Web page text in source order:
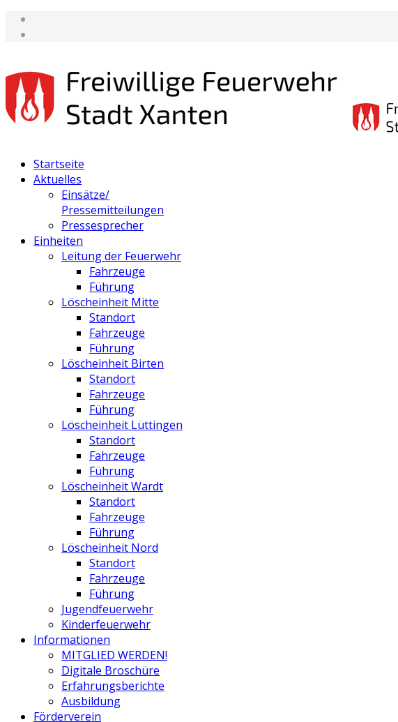
Startseite
Aktuelles
Einsätze/
Pressemitteilungen
Pressesprecher
Einheiten
Leitung der Feuerwehr
Fahrzeuge
Führung
Löscheinheit Mitte
Standort
Fahrzeuge
Führung
Löscheinheit Birten
Standort
Fahrzeuge
Führung
Löscheinheit Lüttingen
Standort
Fahrzeuge
Führung
Löscheinheit Wardt
Standort
Fahrzeuge
Führung
Löscheinheit Nord
Standort
Fahrzeuge
Führung
Jugendfeuerwehr
Kinderfeuerwehr
Informationen
MITGLIED WERDEN!
Digitale Broschüre
Erfahrungsberichte
Ausbildung
Förderverein